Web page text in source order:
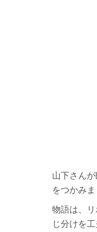
山下さん
をつかみま
物語は、
じ分けを